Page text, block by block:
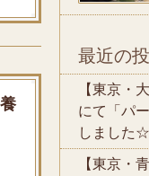
最近の
【東京・
にて「パ
しました☆
【東京・